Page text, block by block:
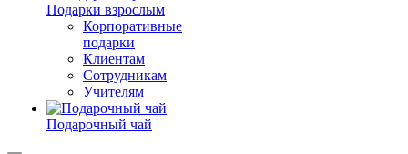
Подарки взрослым
Корпоративные
подарки
Клиентам
Сотрудникам
Учителям
Подарочный чай